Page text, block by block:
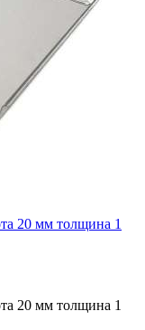
20 мм толщина 1
20 мм толщина 1